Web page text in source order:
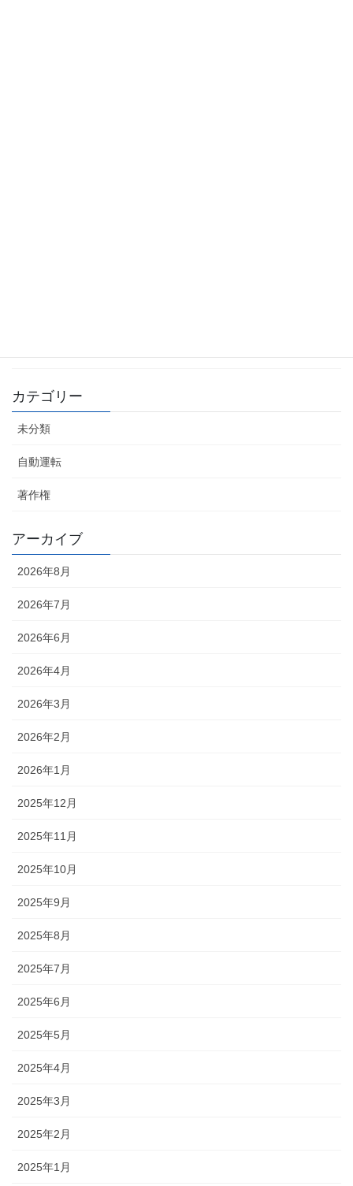
カテゴリー
未分類
自動運転
著作権
アーカイブ
2026年8月
2026年7月
2026年6月
2026年4月
2026年3月
2026年2月
2026年1月
2025年12月
2025年11月
2025年10月
2025年9月
2025年8月
2025年7月
2025年6月
2025年5月
2025年4月
2025年3月
2025年2月
2025年1月